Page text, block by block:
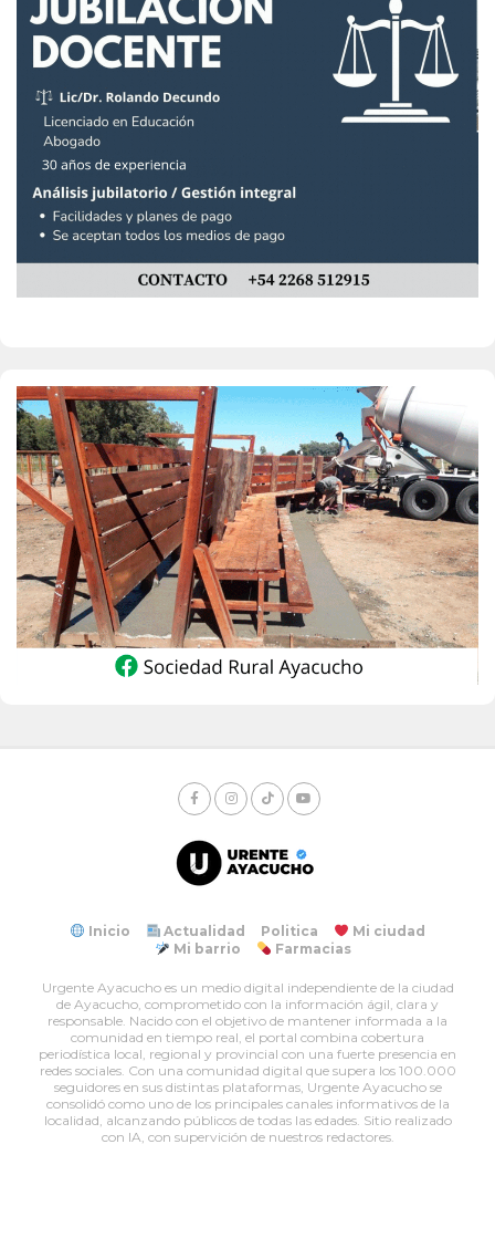
Inicio Actualidad Politica
Mi ciudad
Mi barrio
Farmacias
Urgente Ayacucho es un medio digital independiente de la ciudad
de Ayacucho, comprometido con la información ágil, clara y
responsable. Nacido con el objetivo de mantener informada a la
comunidad en tiempo real, el portal combina cobertura
periodística local, regional y provincial con una fuerte presencia en
redes sociales. Con una comunidad digital que supera los 100.000
seguidores en sus distintas plataformas, Urgente Ayacucho se
consolidó como uno de los principales canales informativos de la
localidad, alcanzando públicos de todas las edades. Sitio realizado
con IA, con supervición de nuestros redactores.